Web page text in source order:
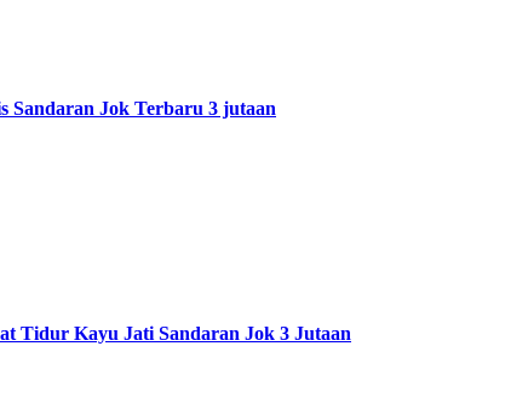
Sandaran Jok Terbaru 3 jutaan
Tidur Kayu Jati Sandaran Jok 3 Jutaan